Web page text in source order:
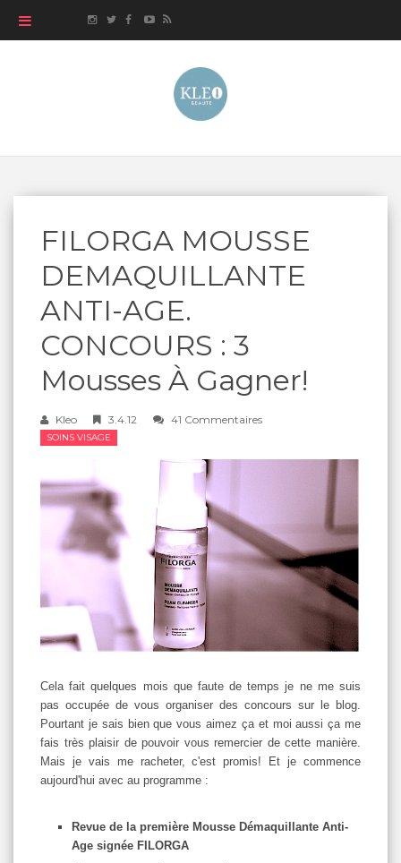
FILORGA MOUSSE
DEMAQUILLANTE
ANTI-AGE.
CONCOURS : 3
Mousses À Gagner!
Kleo 3.4.12 41 Commentaires
SOINS VISAGE
Cela fait quelques mois que faute de temps je ne me suis
pas occupée de vous organiser des concours sur le blog.
Pourtant je sais bien que vous aimez ça et moi aussi ça me
fais très plaisir de pouvoir vous remercier de cette manière.
Mais je vais me racheter, c'est promis! Et je commence
aujourd'hui avec au programme :
Revue de la première Mousse Démaquillante Anti-
Age signée FILORGA